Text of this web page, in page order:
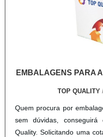
EMBALAGENS PARA
TOP QUALITY
Quem procura por
sem dúvidas,
Quality. Solicitando uma